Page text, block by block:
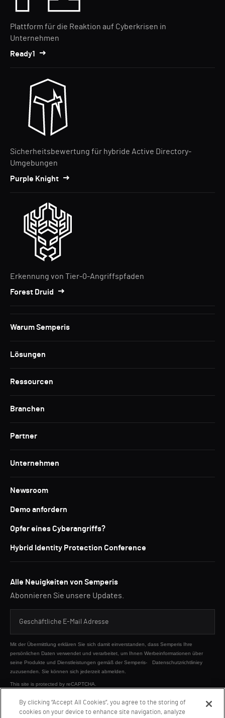
Plattform für die Reaktion auf Cyberkrisen in
Unternehmen
Ready1
Sicherheitsbewertung für hybride Active Directory-
Umgebungen
Purple Knight
Erkennung von Tier-0-Angriffspfaden
Forest Druid
Warum Semperis
Lösungen
Ressourcen
Branchen
Partner
Unternehmen
Newsroom
Demo anfordern
Opfer eines Cyberangriffs?
Hybrid Identity Protection Conference
Alle Neuigkeiten von Semperis
Abonnieren Sie unsere Updates.
Mit der Übermittlung erklären Sie sich damit einverstanden, dass Semperis Ihre
persönlichen Daten verwendet und verarbeitet, um Ihnen Werbeinformationen über
seine Produkte und Dienstleistungen gemäß der Semperis-
Datenschutzrichtliniey
zuzusenden. Sie können sich jederzeit abmelden.
This site is protected by reCAPTCHA.
SENDEN
By clicking “Accept All Cookies”, you agree to the storing of
cookies on your device to enhance site navigation, analyze